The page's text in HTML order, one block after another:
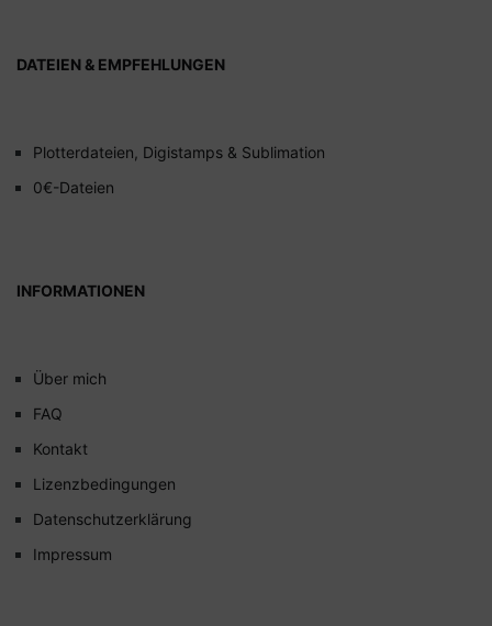
DATEIEN & EMPFEHLUNGEN
Plotterdateien, Digistamps & Sublimation
0€-Dateien
INFORMATIONEN
Über mich
FAQ
Kontakt
Lizenzbedingungen
Datenschutzerklärung
Impressum